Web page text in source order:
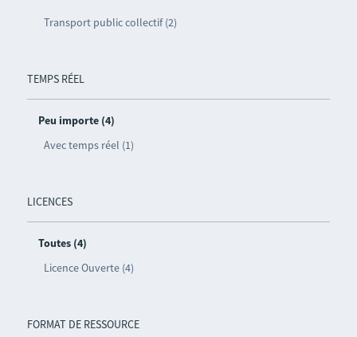
Transport public collectif (2)
TEMPS RÉEL
Peu importe (4)
Avec temps réel (1)
LICENCES
Toutes (4)
Licence Ouverte (4)
FORMAT DE RESSOURCE